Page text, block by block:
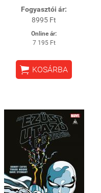
Fogyasztói ár:
8995 Ft
Online ár:
7 195 Ft
 KOSÁRBA